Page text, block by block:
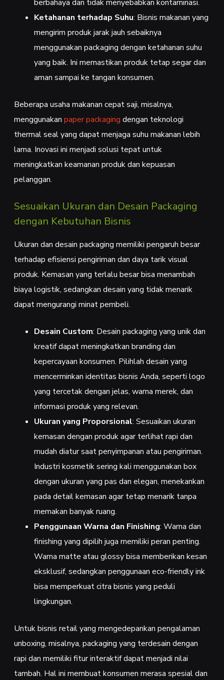
berbahaya dan tidak menyebabkan kontaminasi.
Ketahanan terhadap Suhu: Bisnis makanan yang
mengirim produk jarak jauh sebaiknya
menggunakan packaging dengan ketahanan suhu
yang baik. Ini memastikan produk tetap segar dan
aman sampai ke tangan konsumen.
Beberapa usaha makanan cepat saji, misalnya,
menggunakan paper packaging dengan teknologi
thermal seal yang dapat menjaga suhu makanan lebih
lama. Inovasi ini menjadi solusi tepat untuk
meningkatkan keamanan produk dan kepuasan
pelanggan.
Sesuaikan Ukuran dan Desain Packaging
dengan Kebutuhan Bisnis
Ukuran dan desain packaging memiliki pengaruh besar
terhadap efisiensi pengiriman dan daya tarik visual
produk. Kemasan yang terlalu besar bisa menambah
biaya logistik, sedangkan desain yang tidak menarik
dapat mengurangi minat pembeli.
Desain Custom: Desain packaging yang unik dan
kreatif dapat meningkatkan branding dan
kepercayaan konsumen. Pilihlah desain yang
mencerminkan identitas bisnis Anda, seperti logo
yang tercetak dengan jelas, warna merek, dan
informasi produk yang relevan.
Ukuran yang Proporsional: Sesuaikan ukuran
kemasan dengan produk agar terlihat rapi dan
mudah diatur saat penyimpanan atau pengiriman.
Industri kosmetik sering kali menggunakan box
dengan ukuran yang pas dan elegan, menekankan
pada detail kemasan agar tetap menarik tanpa
memakan banyak ruang.
Penggunaan Warna dan Finishing: Warna dan
finishing yang dipilih juga memiliki peran penting.
Warna matte atau glossy bisa memberikan kesan
eksklusif, sedangkan penggunaan eco-friendly ink
bisa memperkuat citra bisnis yang peduli
lingkungan.
Untuk bisnis retail yang mengedepankan pengalaman
unboxing, misalnya, packaging yang terdesain dengan
rapi dan memiliki fitur interaktif dapat menjadi nilai
tambah. Hal ini membuat konsumen merasa spesial dan